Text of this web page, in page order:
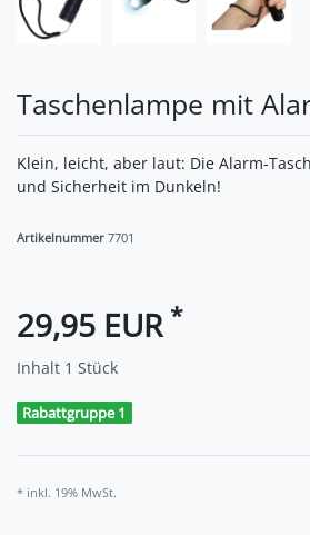
Taschenlampe mit
Klein, leicht, aber laut: Die Alarm-
und Sicherheit im Dunkeln!
Artikelnummer 7701
29,95 EUR *
Inhalt 1 Stück
Rabattgruppe 1
* inkl. 19% MwSt.